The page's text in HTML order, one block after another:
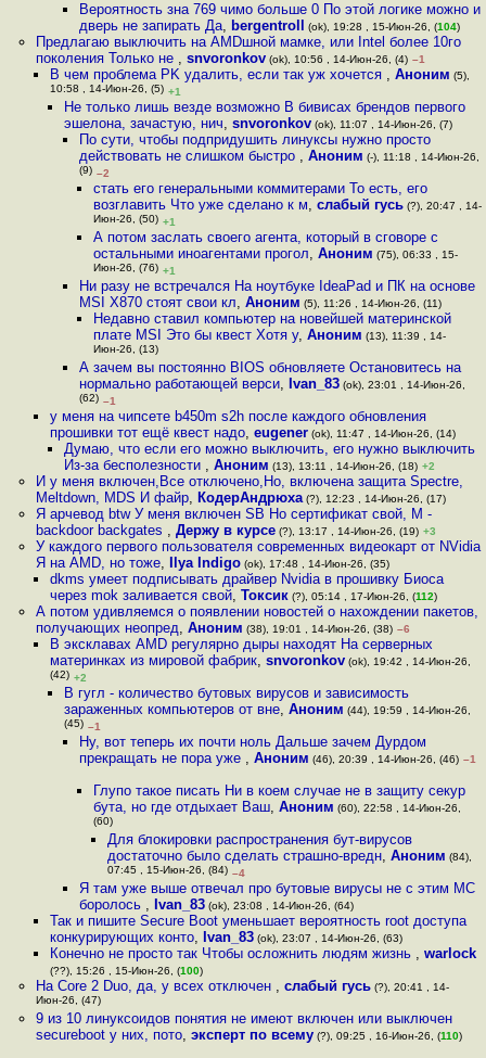
Вероятность зна 769 чимо больше 0 По этой логике можно и
дверь не запирать Да, bergentroll (ok), 19:28 , 15-Июн-26, (104)
Предлагаю выключить на AMDшной мамке, или Intel более 10го
поколения Только не , snvoronkov(ok), 10:56 , 14-Июн-26, (4) –1
В чем проблема PK удалить, если так уж хочется , Аноним (5),
10:58 , 14-Июн-26, (5) +1
Не только лишь везде возможно В бивисах брендов первого
эшелона, зачастую, нич,snvoronkov (ok), 11:07 , 14-Июн-26, (7)
По сути, чтобы подпридушить линуксы нужно просто
действовать не слишком быстро , Аноним (-), 11:18 , 14-Июн-26,
(9) –2
стать его генеральными коммитерами То есть, его
возглавить Что уже сделано к м, слабый гусь(?), 20:47 , 14-
Июн-26, (50) +1
А потом заслать своего агента, который в сговоре с
остальными иноагентами прогол, Аноним (75), 06:33 , 15-
Июн-26, (76) +1
Ни разу не встречался На ноутбуке IdeaPad и ПК на основе
MSI X870 стоят свои кл, Аноним (5), 11:26 , 14-Июн-26, (11)
Недавно ставил компьютер на новейшей материнской
плате MSI Это бы квест Хотя у, Аноним (13), 11:39 , 14-
Июн-26, (13)
А зачем вы постоянно BIOS обновляете Остановитесь на
нормально работающей верси, Ivan_83(ok), 23:01 , 14-Июн-26,
(62) –1
у меня на чипсете b450m s2h после каждого обновления
прошивки тот ещё квест надо, eugener(ok), 11:47 , 14-Июн-26, (14)
Думаю, что если его можно выключить, его нужно выключить
Из-за бесполезности ,Аноним (13), 13:11 , 14-Июн-26, (18) +2
И у меня включен,Все отключено,Но, включена защита Spectre,
Meltdown, MDS И файр, КодерАндрюха(?), 12:23 , 14-Июн-26, (17)
Я арчевод btw У меня включен SB Но сертификат свой, M -
backdoor backgates , Держу в курсе(?), 13:17 , 14-Июн-26, (19) +3
У каждого первого пользователя современных видеокарт от NVidia
Я на AMD, но тоже, Ilya Indigo(ok), 17:48 , 14-Июн-26, (35)
dkms умеет подписывать драйвер Nvidia в прошивку Биоса
через mok заливается свой, Токсик(?), 05:14 , 17-Июн-26, (112)
А потом удивляемся о появлении новостей о нахождении пакетов,
получающих неопред, Аноним (38), 19:01 , 14-Июн-26, (38) –6
В эксклавах AMD регулярно дыры находят На серверных
материнках из мировой фабрик, snvoronkov(ok), 19:42 , 14-Июн-26,
(42) +2
В гугл - количество бутовых вирусов и зависимость
зараженных компьютеров от вне,Аноним (44), 19:59 , 14-Июн-26,
(45) –1
Ну, вот теперь их почти ноль Дальше зачем Дурдом
прекращать не пора уже , Аноним (46), 20:39 , 14-Июн-26, (46) –1
Глупо такое писать Ни в коем случае не в защиту секур
бута, но где отдыхает Ваш, Аноним (60), 22:58 , 14-Июн-26,
(60)
Для блокировки распространения бут-вирусов
достаточно было сделать страшно-вредн,Аноним (84),
07:45 , 15-Июн-26, (84) –4
Я там уже выше отвечал про бутовые вирусы не с этим МС
боролось , Ivan_83(ok), 23:08 , 14-Июн-26, (64)
Так и пишите Secure Boot уменьшает вероятность root доступа
конкурирующих конто, Ivan_83(ok), 23:07 , 14-Июн-26, (63)
Конечно не просто так Чтобы осложнить людям жизнь , warlock
(??), 15:26 , 15-Июн-26, (100)
На Core 2 Duo, да, у всех отключен , слабый гусь(?), 20:41 , 14-
Июн-26, (47)
9 из 10 линуксоидов понятия не имеют включен или выключен
secureboot у них, пото, эксперт по всему(?), 09:25 , 16-Июн-26, (110)